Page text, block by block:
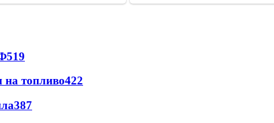
519
на топливо422
387